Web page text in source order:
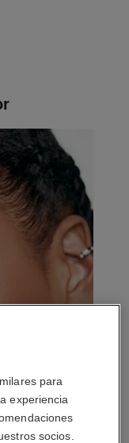
para
experiencia
socios.